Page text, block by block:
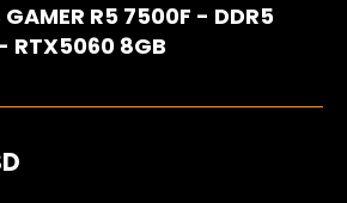
GAMER R5 7500F - DDR5
RTX5060 8GB